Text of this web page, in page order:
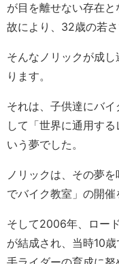
が目を離せない存在
故により、32歳の若
そんなノリックが成
ります。
それは、子供達にバ
して「世界に通用す
いう夢でした。
ノリックは、その夢
でバイク教室」の開催
そして2006年、ロー
が結成され、当時10